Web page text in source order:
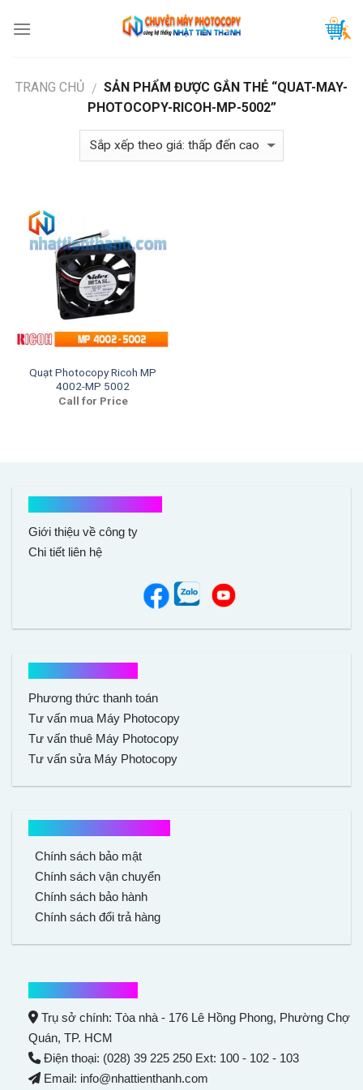
TRANG CHỦ / SẢN PHẨM ĐƯỢC GẮN THẺ “QUAT-MAY-
PHOTOCOPY-RICOH-MP-5002”
Quạt Photocopy Ricoh MP
4002-MP 5002
Call for Price
Giới thiệu về công ty
Chi tiết liên hệ
Phương thức thanh toán
Tư vấn mua Máy Photocopy
Tư vấn thuê Máy Photocopy
Tư vấn sửa Máy Photocopy
Chính sách bảo mật
Chính sách vận chuyển
Chính sách bảo hành
Chính sách đổi trả hàng
Trụ sở chính: Tòa nhà - 176 Lê Hồng Phong, Phường Chợ
Quán, TP. HCM
Điện thoại: (028) 39 225 250 Ext: 100 - 102 - 103
Email: info@nhattienthanh.com